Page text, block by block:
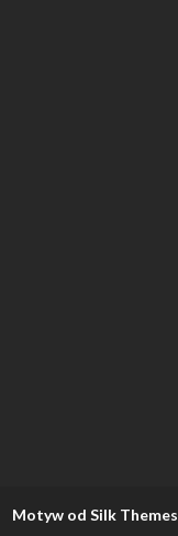
Motyw od Silk Themes